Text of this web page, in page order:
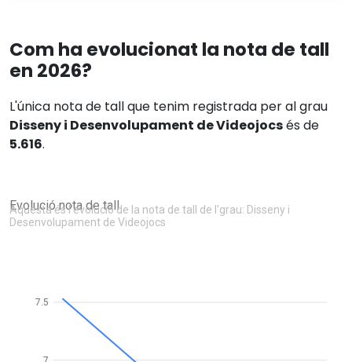
Com ha evolucionat la nota de tall
en 2026?
L'única nota de tall que tenim registrada per al grau
Disseny i Desenvolupament de Videojocsés de
5.616.
Evolució nota de tall
Aquesta és l'evolució de la nota de tall de l'grau: Disseny i
Desenvolupament de Videojocs
7.5